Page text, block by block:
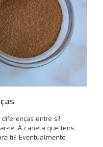
entre si!
te: A canela que tens
ti? Eventualmente